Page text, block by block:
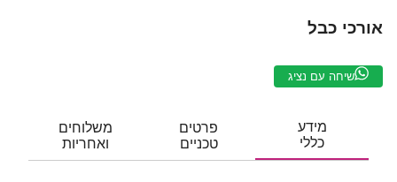
אורכי כבל
שיחה עם נציג
מידע
כללי
פרטים
טכניים
משלוחים
ואחריות